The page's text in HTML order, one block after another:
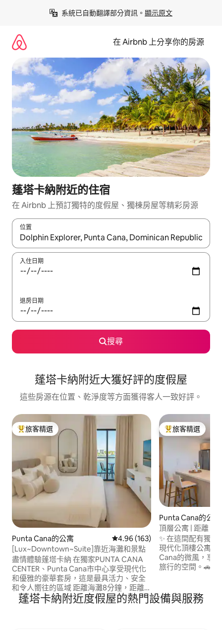
系統已自動翻譯部分資訊。 顯示原文
在 Airbnb 上分享你的房源
蓬塔卡納附近的住宿
在 Airbnb 上預訂獨特的度假屋、獨棟房屋等精彩房源
位置
如有搜尋結果，瀏覽內容時請使用上下箭頭，或輕點、滑動裝置。
入住日期
退房日期
搜尋
蓬塔卡納附近大獲好評的度假屋
這些房源在位置、乾淨度等方面獲得客人一致好評。
旅客精選榜首
旅客精選
Punta Cana的公寓 從 163 則評價中獲得 4.96 的平均
4.96 (163)
[Lux~Downtown~Suite]靠近海灘和景點
盡情體驗蓬塔卡納 在獨家PUNTA CANA
CENTER、Punta Cana市中心享受現代化
和優雅的豪華套房，這是最具活力、安全
和令人嚮往的區域 距離海灘8分鐘，距離
機場12分鐘✈️周圍有最好的景點，步行即
可抵達： 🎉 Coco Bongo | 🎸 Hard Rock
旅客精選榜首
旅客精選
Punta Cana的公寓
頂層公寓 | 距離
人 | 按摩浴池 | 泳池
✨ 在這間配有獨
現代化頂樓公寓中
Cana的微風，享
旅行的空間。🚗
快速抵達所有必需設施。 享
私，並輕鬆到達餐廳和服
蓬塔卡納附近度假屋的熱門設備與服務